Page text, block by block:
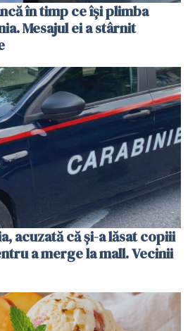
în timp ce își plimba
Mesajul ei a stârnit
acuzată că și-a lăsat copiii
a merge la mall. Vecinii